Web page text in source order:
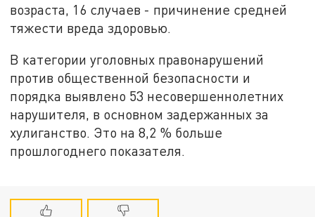
возраста, 16 случаев - причинение средней
тяжести вреда здоровью.
В категории уголовных правонарушений
против общественной безопасности и
порядка выявлено 53 несовершеннолетних
нарушителя, в основном задержанных за
хулиганство. Это на 8,2 % больше
прошлогоднего показателя.